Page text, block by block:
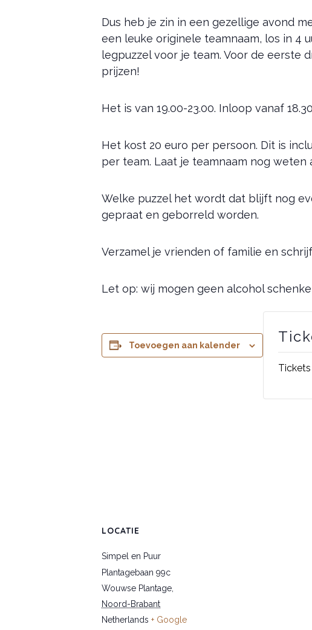
Dus heb je zin in een gezellige avond
een leuke originele teamnaam, los in 4
legpuzzel voor je team. Voor de
prijzen!
Het is van 19.00-23.00. Inloop vanaf
Het kost 20 euro per persoon. Dit is
per team. Laat je teamnaam nog weten
Welke puzzel het wordt dat blijft nog
gepraat en geborreld worden.
Verzamel je vrienden of familie en
Let op: wij mogen geen alcohol
Toevoegen aan kalender
LOCATIE
Simpel en Puur
Plantagebaan 99c
Wouwse Plantage
Noord-Brabant
Netherlands + Google